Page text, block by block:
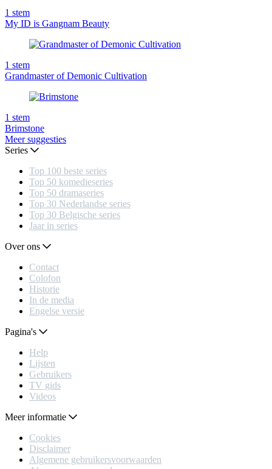
1 stem
My ID is Gangnam Beauty
1 stem
Grandmaster of Demonic Cultivation
1 stem
Brimstone
Meer suggesties
Series
Top 100 beste series
Top 50 komedieseries
Top 50 dramaseries
Top 30 Nederlandse series
Top 30 Belgische series
Jaar in series
Over ons
Contact
Colofon
Historie
In de media
Engelse versie
Pagina's
Help
Lijsten
Gebruikers
TV gids
Videos
Meer informatie
Cookies
Disclaimer
Algemene gebruikersvoorwaarden